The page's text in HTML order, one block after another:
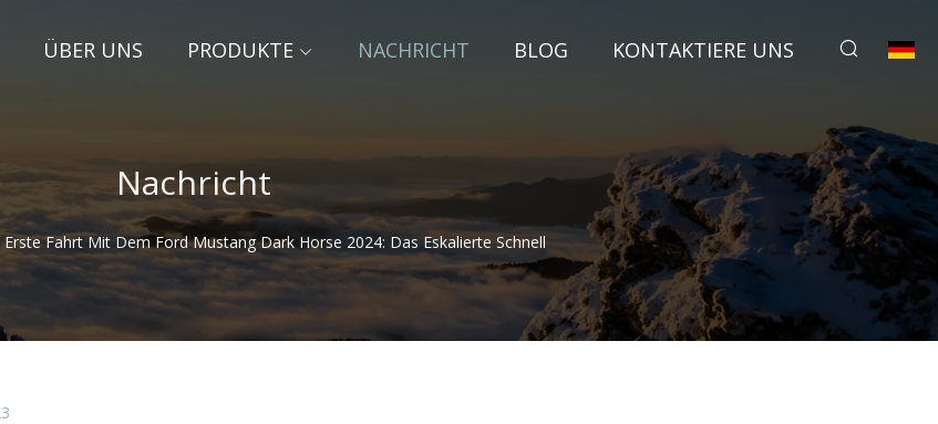
ÜBER UNS PRODUKTE NACHRICHT BLOG KONTAKTIERE UNS
Nachricht
Erste Fahrt Mit Dem Ford Mustang Dark Horse 2024: Das Eskalierte Schnell